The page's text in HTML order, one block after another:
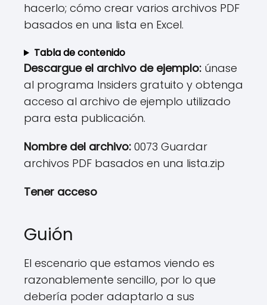
hacerlo; cómo crear varios archivos PDF
basados ​​en una lista en Excel.
Tabla de contenido
Descargue el archivo de ejemplo: únase
al programa Insiders gratuito y obtenga
acceso al archivo de ejemplo utilizado
para esta publicación.
Nombre del archivo: 0073 Guardar
archivos PDF basados ​​en una lista.zip
Tener acceso
Guión
El escenario que estamos viendo es
razonablemente sencillo, por lo que
debería poder adaptarlo a sus